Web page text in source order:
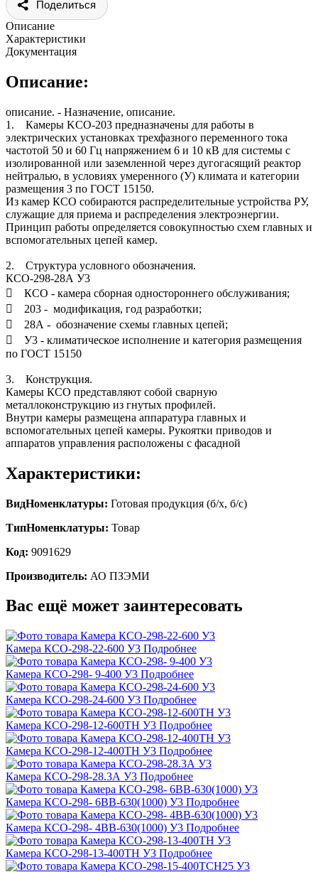
Поделиться
Описание
Характеристики
Документация
Описание:
описание. - Назначение, описание.
1. Камеры KCО-203 предназначены для работы в
электрических установках трехфазного переменного тока
частотой 50 и 60 Гц напряжением 6 и 10 кВ для системы с
изолированной или заземленной через дугогасящий реактор
нейтралью, в условиях умеренного (У) климата и категории
размещения 3 по ГОСТ 15150.
Из камер КСО собираются распределительные устройства РУ,
служащие для приема и распределения электроэнергии.
Принцип работы определяется совокупностью схем главных и
вспомогательных цепей камер.
2. Структура условного обозначения.
КСО-298-28А У3
 КСО - камера сборная одностороннего обслуживания;
 203 - модификация, год разработки;
 28А - обозначение схемы главных цепей;
 У3 - климатическое исполнение и категория размещения
по ГОСТ 15150
3. Конструкция.
Камеры КСО представляют собой сварную
металлоконструкцию из гнутых профилей.
Внутри камеры размещена аппаратура главных и
вспомогательных цепей камеры. Рукоятки приводов и
аппаратов управления расположены с фасадной
Характеристики:
ВидНоменклатуры: Готовая продукция (б/х, б/с)
ТипНоменклатуры: Товар
Код: 9091629
Производитель: АО ПЗЭМИ
Вас ещё может заинтересовать
Камера КСО-298-22-600 У3 Подробнее
Камера КСО-298- 9-400 У3 Подробнее
Камера КСО-298-24-600 У3 Подробнее
Камера КСО-298-12-600ТН У3 Подробнее
Камера КСО-298-12-400ТН У3 Подробнее
Камера КСО-298-28.3А У3 Подробнее
Камера КСО-298- 6ВВ-630(1000) У3 Подробнее
Камера КСО-298- 4ВВ-630(1000) У3 Подробнее
Камера КСО-298-13-400ТН У3 Подробнее